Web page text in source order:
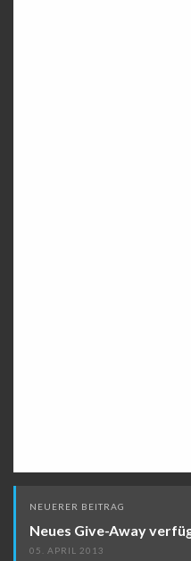
Beitragsnavigation
NEUERER BEITRAG
Neues Give-Away
05. APRIL 2013